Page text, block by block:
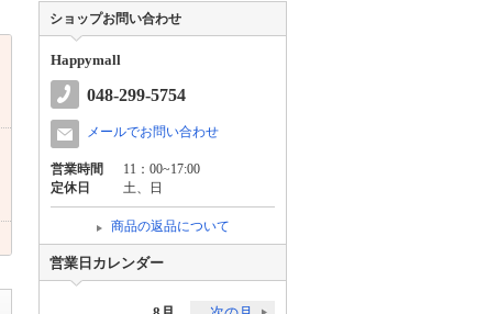
ショップお問い合わせ
Happymall
048-299-5754
メールでお問い合わせ
営業時間
11：00~17:00
定休日
土、日
商品の返品について
営業日カレンダー